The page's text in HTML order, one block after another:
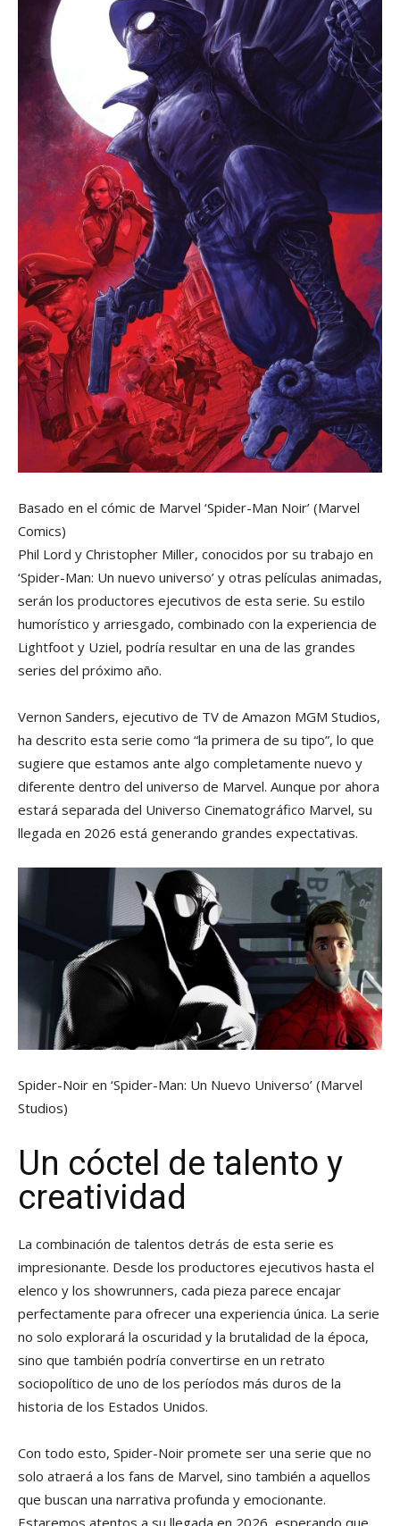
Basado en el cómic de Marvel ‘Spider-Man Noir’ (Marvel
Comics)
Phil Lord y Christopher Miller, conocidos por su trabajo en
‘Spider-Man: Un nuevo universo’ y otras películas animadas,
serán los productores ejecutivos de esta serie. Su estilo
humorístico y arriesgado, combinado con la experiencia de
Lightfoot y Uziel, podría resultar en una de las grandes
series del próximo año.
Vernon Sanders, ejecutivo de TV de Amazon MGM Studios,
ha descrito esta serie como “la primera de su tipo”, lo que
sugiere que estamos ante algo completamente nuevo y
diferente dentro del universo de Marvel. Aunque por ahora
estará separada del Universo Cinematográfico Marvel, su
llegada en 2026 está generando grandes expectativas.
Spider-Noir en ‘Spider-Man: Un Nuevo Universo’ (Marvel
Studios)
Un cóctel de talento y
creatividad
La combinación de talentos detrás de esta serie es
impresionante. Desde los productores ejecutivos hasta el
elenco y los showrunners, cada pieza parece encajar
perfectamente para ofrecer una experiencia única. La serie
no solo explorará la oscuridad y la brutalidad de la época,
sino que también podría convertirse en un retrato
sociopolítico de uno de los períodos más duros de la
historia de los Estados Unidos.
Con todo esto, Spider-Noir promete ser una serie que no
solo atraerá a los fans de Marvel, sino también a aquellos
que buscan una narrativa profunda y emocionante.